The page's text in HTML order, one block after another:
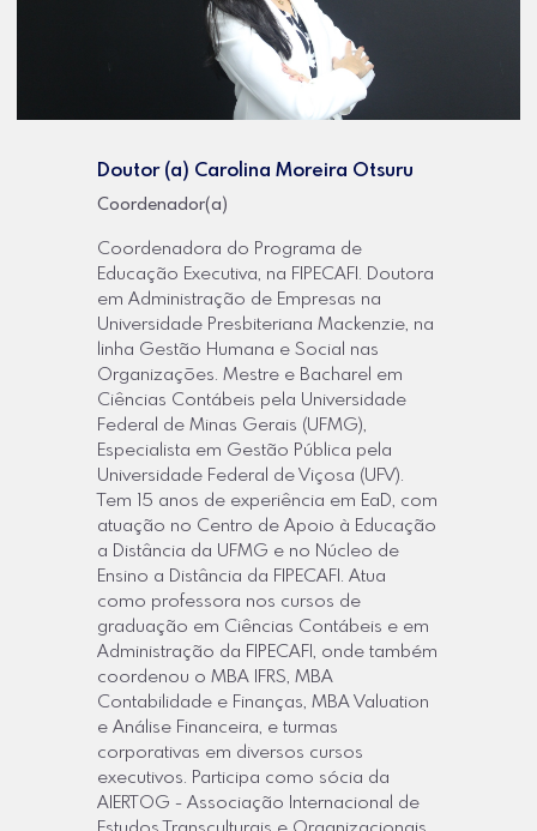
Doutor (a) Carolina Moreira Otsuru
Coordenador(a)
Coordenadora do Programa de
Educação Executiva, na FIPECAFI. Doutora
em Administração de Empresas na
Universidade Presbiteriana Mackenzie, na
linha Gestão Humana e Social nas
Organizações. Mestre e Bacharel em
Ciências Contábeis pela Universidade
Federal de Minas Gerais (UFMG),
Especialista em Gestão Pública pela
Universidade Federal de Viçosa (UFV).
Tem 15 anos de experiência em EaD, com
atuação no Centro de Apoio à Educação
a Distância da UFMG e no Núcleo de
Ensino a Distância da FIPECAFI. Atua
como professora nos cursos de
graduação em Ciências Contábeis e em
Administração da FIPECAFI, onde também
coordenou o MBA IFRS, MBA
Contabilidade e Finanças, MBA Valuation
e Análise Financeira, e turmas
corporativas em diversos cursos
executivos. Participa como sócia da
AIERTOG - Associação Internacional de